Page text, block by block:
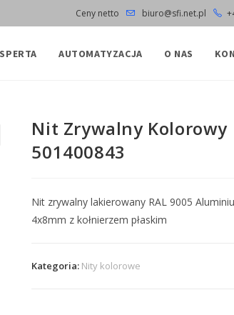
Ceny netto biuro@sfi.net.pl
AUTOMATYZACJA O NAS
Nit Zrywalny Kolorowy
501400843
Nit zrywalny lakierowany RAL 9005
4x8mm z kołnierzem płaskim
Kategoria: Nity kolorowe